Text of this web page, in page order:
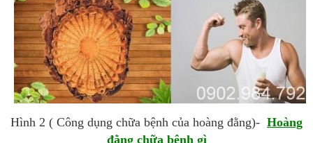
Hình 2 ( Công dụng chữa bệnh của hoàng đằng)- Hoàng
đằng chữa bệnh gì